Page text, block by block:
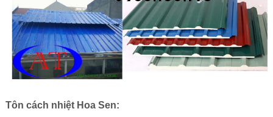
Tôn cách nhiệt Hoa Sen: